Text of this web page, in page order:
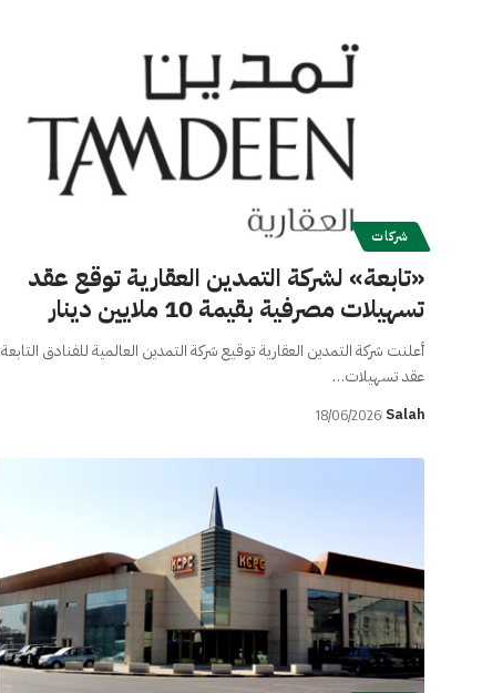
شركات
«تابعة» لشركة التمدين العقارية توقع عقد
تسهيلات مصرفية بقيمة 10 ملايين دينار
أعلنت شركة التمدين العقارية توقيع شركة التمدين العالمية للفنادق التابعة
عقد تسهيلات…
Salah
18/06/2026